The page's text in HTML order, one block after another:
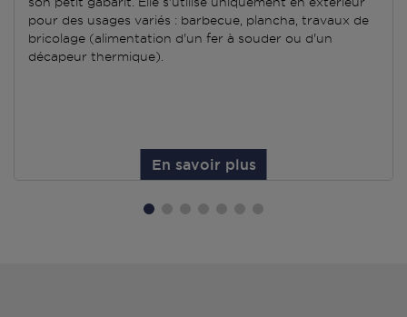
pour des usages variés : barbecue, plancha, travaux de
bricolage (alimentation d'un fer à souder ou d'un
décapeur thermique).
En savoir plus